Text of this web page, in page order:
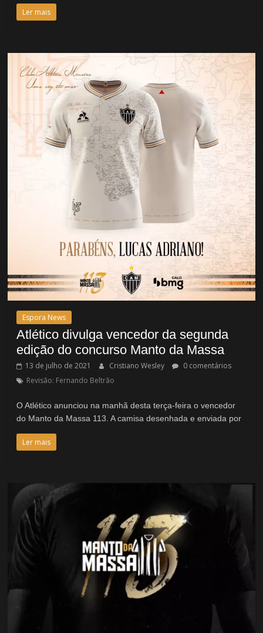
Ler mais
Espora News
Atlético divulga vencedor da segunda
edição do concurso Manto da Massa
13 de julho de 2021 Cristiano Wesley
0 comentários
Revisão: Fernando Beltrão
O Atlético anunciou na manhã desta terça-feira o vencedor
do Manto da Massa 113. A camisa desenhada e enviada por
Ler mais